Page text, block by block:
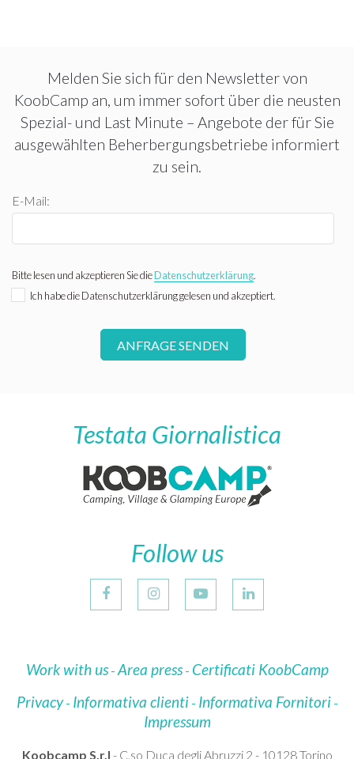
Melden Sie sich für den Newsletter von
KoobCamp an, um immer sofort über die neusten
Spezial- und Last Minute – Angebote der für Sie
ausgewählten Beherbergungsbetriebe informiert
zu sein.
E-Mail:
Bitte lesen und akzeptieren Sie dieDatenschutzerklärung.
Ich habe die Datenschutzerklärung gelesen und akzeptiert.
Testata Giornalistica
Follow us
Work with us Area press Certificati KoobCamp
Privacy Informativa clienti Informativa Fornitori
Impressum
Koobcamp S.r.l - C.so Duca degli Abruzzi 2 - 10128 Torino